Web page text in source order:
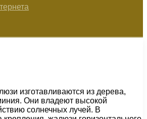
изготавливаются из дерева,
Они владеют высокой
солнечных лучей. В